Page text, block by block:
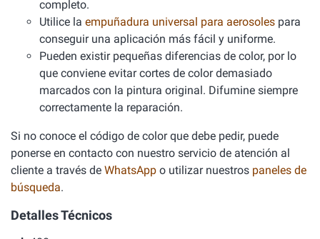
completo.
Utilice la empuñadura universal para aerosoles para
conseguir una aplicación más fácil y uniforme.
Pueden existir pequeñas diferencias de color, por lo
que conviene evitar cortes de color demasiado
marcados con la pintura original. Difumine siempre
correctamente la reparación.
Si no conoce el código de color que debe pedir, puede
ponerse en contacto con nuestro servicio de atención al
cliente a través de WhatsApp o utilizar nuestros paneles de
búsqueda.
Detalles Técnicos